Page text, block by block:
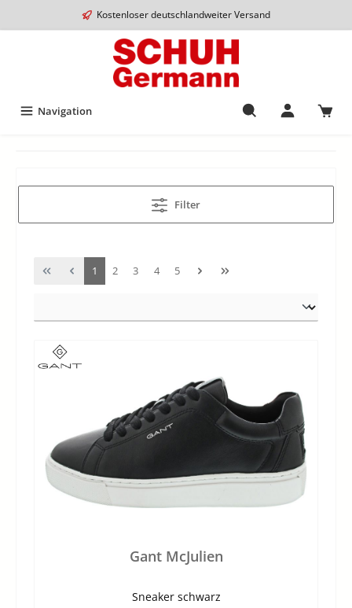
Kostenloser deutschlandweiter Versand
Navigation
Filter
1 2 3 4 5
Gant McJulien
Sneaker schwarz